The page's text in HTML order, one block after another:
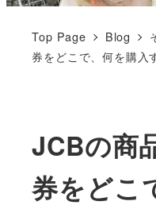
Top Page Blog
券をどこで、何を購入
JCBの商
券をどこ